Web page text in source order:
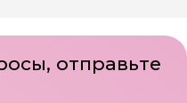
отправьте